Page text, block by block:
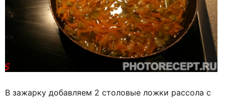
В зажарку добавляем 2 столовые ложки рассола с